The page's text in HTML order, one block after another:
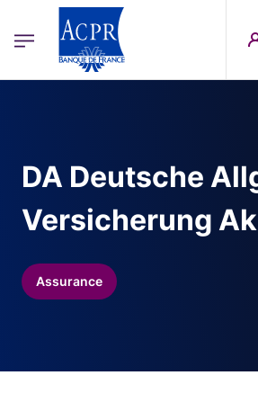
ACPR Menu Principal (French)
DA Deutsche
Versicherung Ak
Assurance